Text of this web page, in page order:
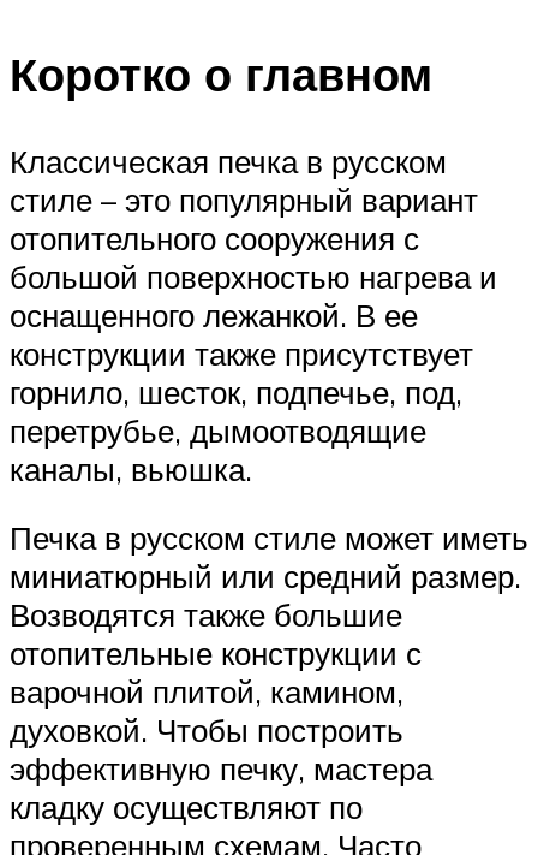
Коротко о главном
Классическая печка в русском
стиле – это популярный вариант
отопительного сооружения с
большой поверхностью нагрева и
оснащенного лежанкой. В ее
конструкции также присутствует
горнило, шесток, подпечье, под,
перетрубье, дымоотводящие
каналы, вьюшка.
Печка в русском стиле может иметь
миниатюрный или средний размер.
Возводятся также большие
отопительные конструкции с
варочной плитой, камином,
духовкой. Чтобы построить
эффективную печку, мастера
кладку осуществляют по
проверенным схемам. Часто